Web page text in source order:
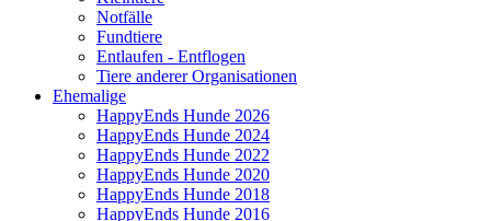
Notfälle
Fundtiere
Entlaufen - Entflogen
Tiere anderer Organisationen
Ehemalige
HappyEnds Hunde 2026
HappyEnds Hunde 2024
HappyEnds Hunde 2022
HappyEnds Hunde 2020
HappyEnds Hunde 2018
HappyEnds Hunde 2016